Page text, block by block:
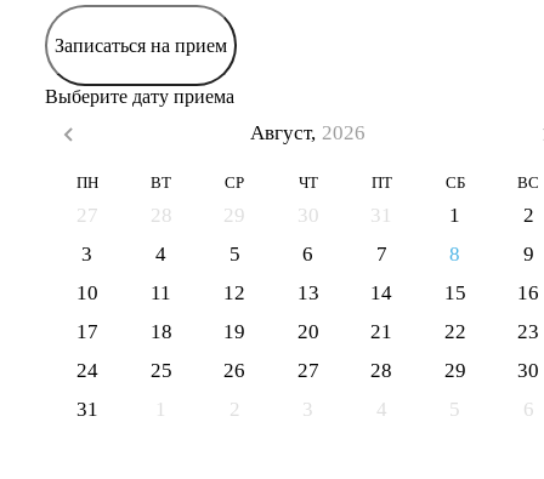
Записаться на прием
Выберите дату приема
Август, 2026
ПН ВТ СР ЧТ ПТ СБ ВС
27 28 29 30 31 1
2
3
4 5 6 7 8
9
10
11 12 13 14 15
16
17
18 19 20 21 22
23
24
25 26 27 28 29
30
31
1 2 3 4 5 6